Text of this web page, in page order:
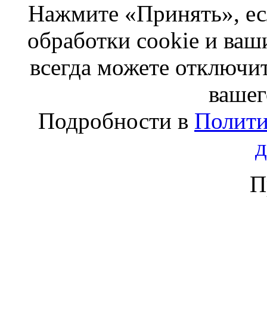
Нажмите «Принять»,
обработки cookie и
всегда можете
Подробности в